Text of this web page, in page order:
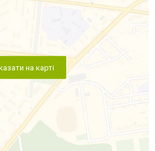
на карті